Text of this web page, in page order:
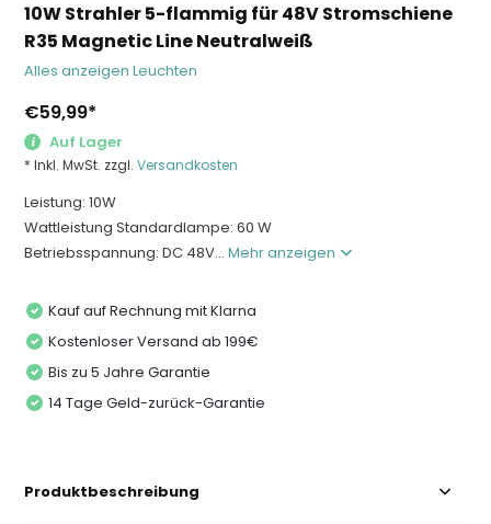
10W Strahler 5-flammig für 48V Stromschiene
R35 Magnetic Line Neutralweiß
Alles anzeigen Leuchten
€59,99*
Auf Lager
* Inkl. MwSt. zzgl.Versandkosten
Leistung: 10W
Wattleistung Standardlampe: 60 W
Betriebsspannung: DC 48V...Mehr anzeigen
Kauf auf Rechnung mit Klarna
Kostenloser Versand ab 199€
Bis zu 5 Jahre Garantie
14 Tage Geld-zurück-Garantie
Produktbeschreibung